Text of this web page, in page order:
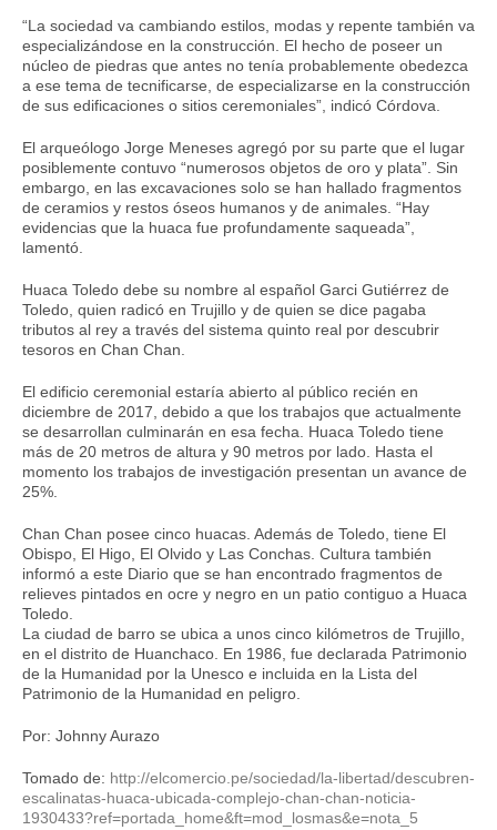
“La sociedad va cambiando estilos, modas y repente también va
especializándose en la construcción. El hecho de poseer un
núcleo de piedras que antes no tenía probablemente obedezca
a ese tema de tecnificarse, de especializarse en la construcción
de sus edificaciones o sitios ceremoniales”, indicó Córdova.
El arqueólogo Jorge Meneses agregó por su parte que el lugar
posiblemente contuvo “numerosos objetos de oro y plata”. Sin
embargo, en las excavaciones solo se han hallado fragmentos
de ceramios y restos óseos humanos y de animales. “Hay
evidencias que la huaca fue profundamente saqueada”,
lamentó.
Huaca Toledo debe su nombre al español Garci Gutiérrez de
Toledo, quien radicó en Trujillo y de quien se dice pagaba
tributos al rey a través del sistema quinto real por descubrir
tesoros en Chan Chan.
El edificio ceremonial estaría abierto al público recién en
diciembre de 2017, debido a que los trabajos que actualmente
se desarrollan culminarán en esa fecha. Huaca Toledo tiene
más de 20 metros de altura y 90 metros por lado. Hasta el
momento los trabajos de investigación presentan un avance de
25%.
Chan Chan posee cinco huacas. Además de Toledo, tiene El
Obispo, El Higo, El Olvido y Las Conchas. Cultura también
informó a este Diario que se han encontrado fragmentos de
relieves pintados en ocre y negro en un patio contiguo a Huaca
Toledo.
La ciudad de barro se ubica a unos cinco kilómetros de Trujillo,
en el distrito de Huanchaco. En 1986, fue declarada Patrimonio
de la Humanidad por la Unesco e incluida en la Lista del
Patrimonio de la Humanidad en peligro.
Por: Johnny Aurazo
Tomado de: http://elcomercio.pe/sociedad/la-libertad/descubren-
escalinatas-huaca-ubicada-complejo-chan-chan-noticia-
1930433?ref=portada_home&ft=mod_losmas&e=nota_5